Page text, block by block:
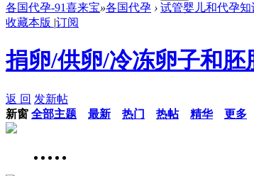
各国代孕-91喜来宝»各国代孕 › 试管婴儿和代孕知
收藏本版 |订阅
捐卵/供卵/冷冻卵子和胚
返 回 发新帖
新窗 全部主题 最新 热门 热帖 精华
更多